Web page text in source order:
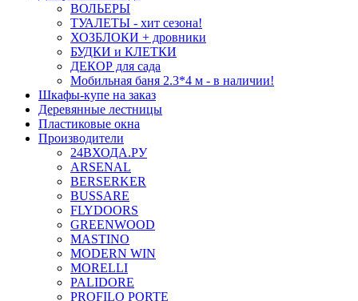
ВОЛЬЕРЫ
ТУАЛЕТЫ - хит сезона!
ХОЗБЛОКИ + дровники
БУДКИ и КЛЕТКИ
ДЕКОР для сада
Мобильная баня 2.3*4 м - в наличии!
Шкафы-купе на заказ
Деревянные лестницы
Пластиковые окна
Производители
24ВХОДА.РУ
ARSENAL
BERSERKER
BUSSARE
FLYDOORS
GREENWOOD
MASTINO
MODERN WIN
MORELLI
PALIDORE
PROFILO PORTE